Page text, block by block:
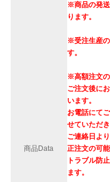
商品Data
※商品の発
ります。
※受注生産の
す。
※高額注文
ご注文後に
います。
お電話にて
せていただき
ご連絡日よ
正注文の可
トラブル防
ます。